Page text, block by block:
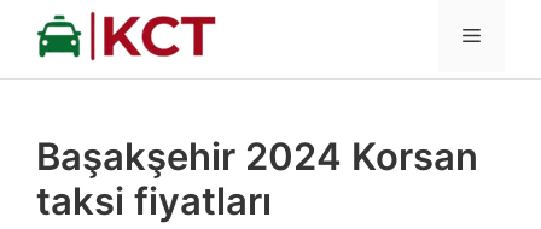
İçeriğe
MENÜ
Başakşehir 2024 Korsan
taksi fiyatları